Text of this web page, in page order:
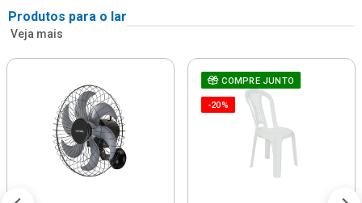
Produtos para o lar
Veja mais
COMPRE JUNTO
-20%